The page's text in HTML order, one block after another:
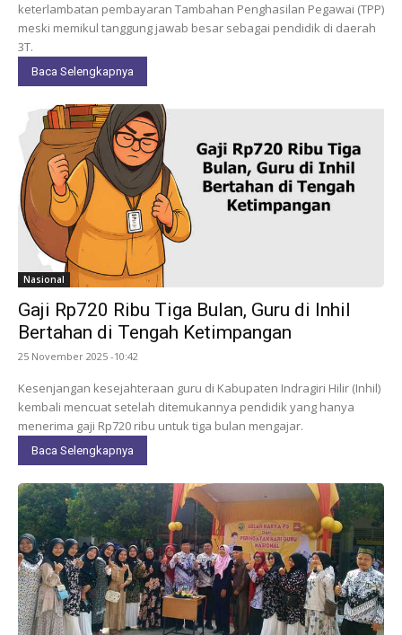
keterlambatan pembayaran Tambahan Penghasilan Pegawai (TPP)
meski memikul tanggung jawab besar sebagai pendidik di daerah
3T.
Baca Selengkapnya
Nasional
Gaji Rp720 Ribu Tiga Bulan, Guru di Inhil
Bertahan di Tengah Ketimpangan
25 November 2025 -10:42
Kesenjangan kesejahteraan guru di Kabupaten Indragiri Hilir (Inhil)
kembali mencuat setelah ditemukannya pendidik yang hanya
menerima gaji Rp720 ribu untuk tiga bulan mengajar.
Baca Selengkapnya